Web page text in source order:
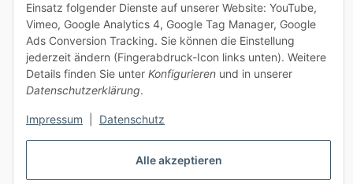
Alle akzeptieren
Einsatz folgender Dienste auf unserer Website: YouTube,
Vimeo, Google Analytics 4, Google Tag Manager, Google
Ads Conversion Tracking. Sie können die Einstellung
jederzeit ändern (Fingerabdruck-Icon links unten). Weitere
Details finden Sie unter Konfigurieren und in unserer
Datenschutzerklärung.
Impressum Datenschutz
X-FAHRGITTER
Optimaler Schutz für sensible
Einsatzbereiche.
Produkt ansehen